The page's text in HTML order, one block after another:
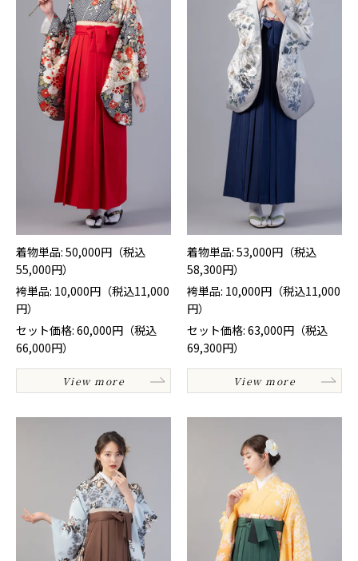
着物単品: 50,000円（税込
55,000円）
袴単品: 10,000円（税込11,000
円）
セット価格: 60,000円（税込
66,000円）
View more
着物単品: 53,000円（税込
58,300円）
袴単品: 10,000円（税込11,000
円）
セット価格: 63,000円（税込
69,300円）
View more